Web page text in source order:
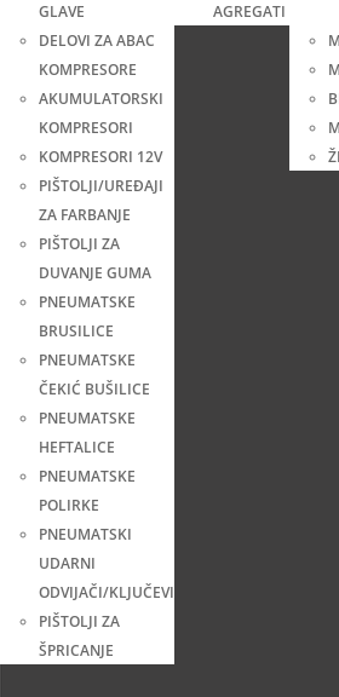
GLAVE
DELOVI ZA ABAC
KOMPRESORE
AKUMULATORSKI
KOMPRESORI
KOMPRESORI 12V
PIŠTOLJI/UREĐAJI
ZA FARBANJE
PIŠTOLJI ZA
DUVANJE GUMA
PNEUMATSKE
BRUSILICE
PNEUMATSKE
ČEKIĆ BUŠILICE
PNEUMATSKE
HEFTALICE
PNEUMATSKE
POLIRKE
PNEUMATSKI
UDARNI
ODVIJAČI/KLJUČEVI
PIŠTOLJI ZA
ŠPRICANJE
AGREGATI